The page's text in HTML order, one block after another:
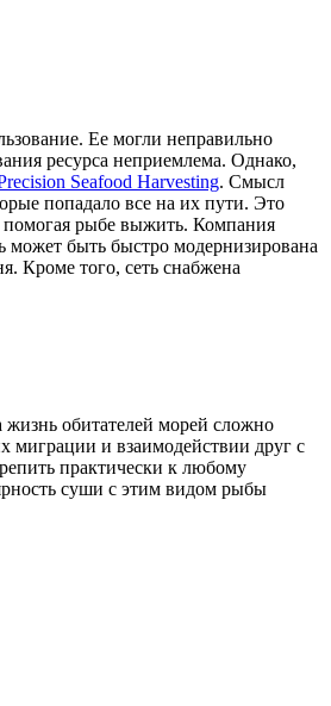
Ее могли неправильно
ресурса неприемлема. Однако,
Seafood Harvesting. Смысл
попадало все на их пути. Это
помогая рыбе выжить. Компания
может быть быстро модернизирована
Кроме того, сеть снабжена
жизнь обитателей морей сложно
и взаимодействии друг с
практически к любому
суши с этим видом рыбы